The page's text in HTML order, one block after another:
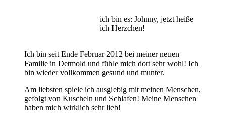
ich bin es: Johnny, jetzt heiße
ich Herzchen!
Ich bin seit Ende Februar 2012 bei meiner neuen
Familie in Detmold und fühle mich dort sehr wohl! Ich
bin wieder vollkommen gesund und munter.
Am liebsten spiele ich ausgiebig mit meinen Menschen,
gefolgt von Kuscheln und Schlafen! Meine Menschen
haben mich wirklich sehr lieb!